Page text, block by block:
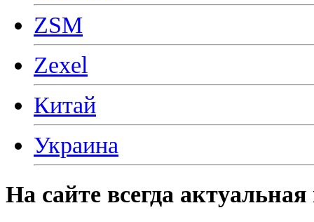
ZSM
Zexel
Китай
Украина
На сайте всегда